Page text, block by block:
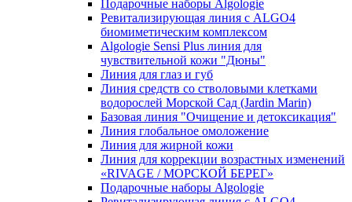
Подарочные наборы Algologie
Ревитализирующая линия с ALGO4
биомиметическим комплексом
Algologie Sensi Plus линия для
чувcтвительной кожи "Дюны"
Линия для глаз и губ
Линия средств со стволовыми клетками
водорослей Морской Сад (Jardin Marin)
Базовая линия "Очищение и детоксикация"
Линия глобальное омоложение
Линия для жирной кожи
Линия для коррекции возрастных изменений
«RIVAGE / МОРСКОЙ БЕРЕГ»
Подарочные наборы Algologie